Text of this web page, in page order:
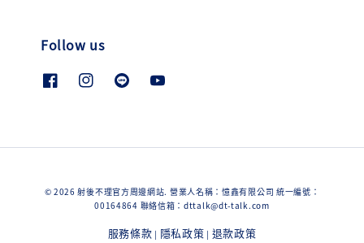
Follow us
© 2026 射後不理官方周邊網站. 營業人名稱：憶鑫有限公司 統一編號：
00164864 聯絡信箱：dttalk@dt-talk.com
服務條款 | 隱私政策 | 退款政策